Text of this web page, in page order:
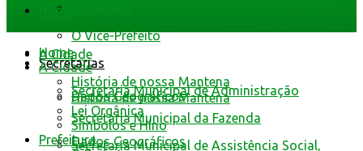
O Vice-Prefeito
Secretarias
Secretaria Municipal de Administração
Secretaria Municipal da Fazenda
Secretaria Municipal de Assistência Social,
Home
A Cidade
História de nossa Mantena
Dados Geográficos
Home
A Cidade
História de nossa Mantena
Dados Geográficos
Lei Orgânica
Símbolos e Hino
Prefeitura